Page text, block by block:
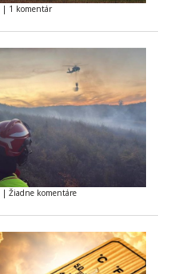
| 1 komentár
| Žiadne komentáre